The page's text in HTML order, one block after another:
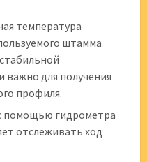
температура
штамма
важно для получения
профиля.
помощью гидрометра
отслеживать ход